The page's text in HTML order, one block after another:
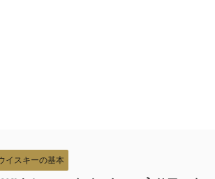
イスキーの基本